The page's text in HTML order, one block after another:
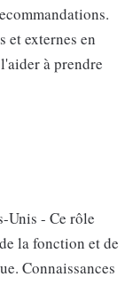
et externes en
à prendre
Unis - Ce rôle
la fonction et de
Connaissances